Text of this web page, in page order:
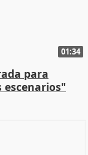
01:34
para